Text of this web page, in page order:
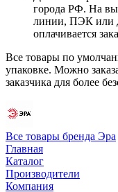
города РФ. На
линии, ПЭК или
оплачивается
Все товары по
упаковке. Можно
заказчика для более
Все товары бренда Эра
Главная
Каталог
Производители
Компания